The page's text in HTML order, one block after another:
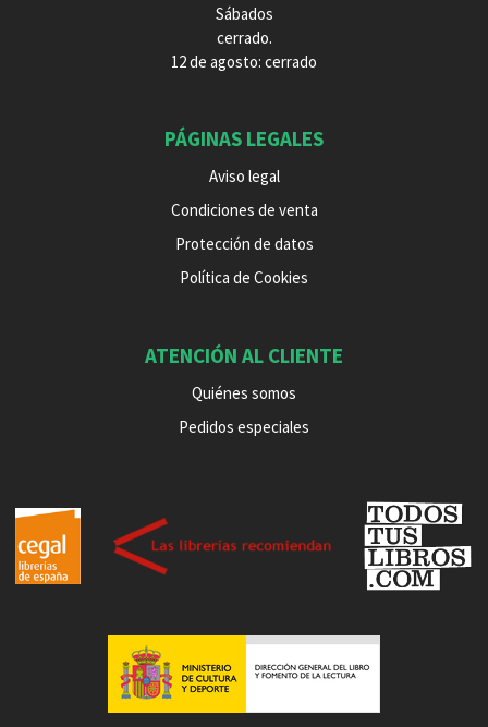
Sábados
cerrado.
12 de agosto: cerrado
PÁGINAS LEGALES
Aviso legal
Condiciones de venta
Protección de datos
Política de Cookies
ATENCIÓN AL CLIENTE
Quiénes somos
Pedidos especiales